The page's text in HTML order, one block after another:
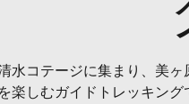
水コテージに集まり、美
楽しむガイドトレッキング